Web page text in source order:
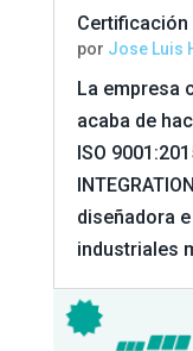
Certificación
por Jose Luis
La empresa
acaba de
ISO
diseñadora
industriales